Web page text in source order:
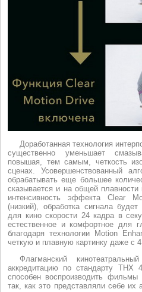
Доработанная технология
существенно уменьшает
повышая, тем самым, четкость
сценах. Усовершенствованный
обрабатывать еще большее
сказывается и на общей
интенсивность эффекта Clear
(низкий), обработка сигнала
для кино скорости 24 кадра в
естественное и комфортное для
благодаря технологии Motion
четкую и плавную картинку даже с
Флагманский
аккредитацию по стандарту THX
способен воспроизводить
так, как это представляли себе